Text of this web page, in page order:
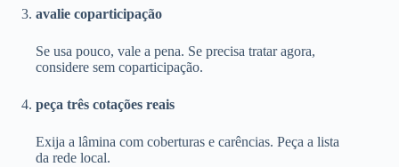
avalie coparticipação
Se usa pouco, vale a pena. Se precisa tratar agora,
considere sem coparticipação.
peça três cotações reais
Exija a lâmina com coberturas e carências. Peça a lista
da rede local.